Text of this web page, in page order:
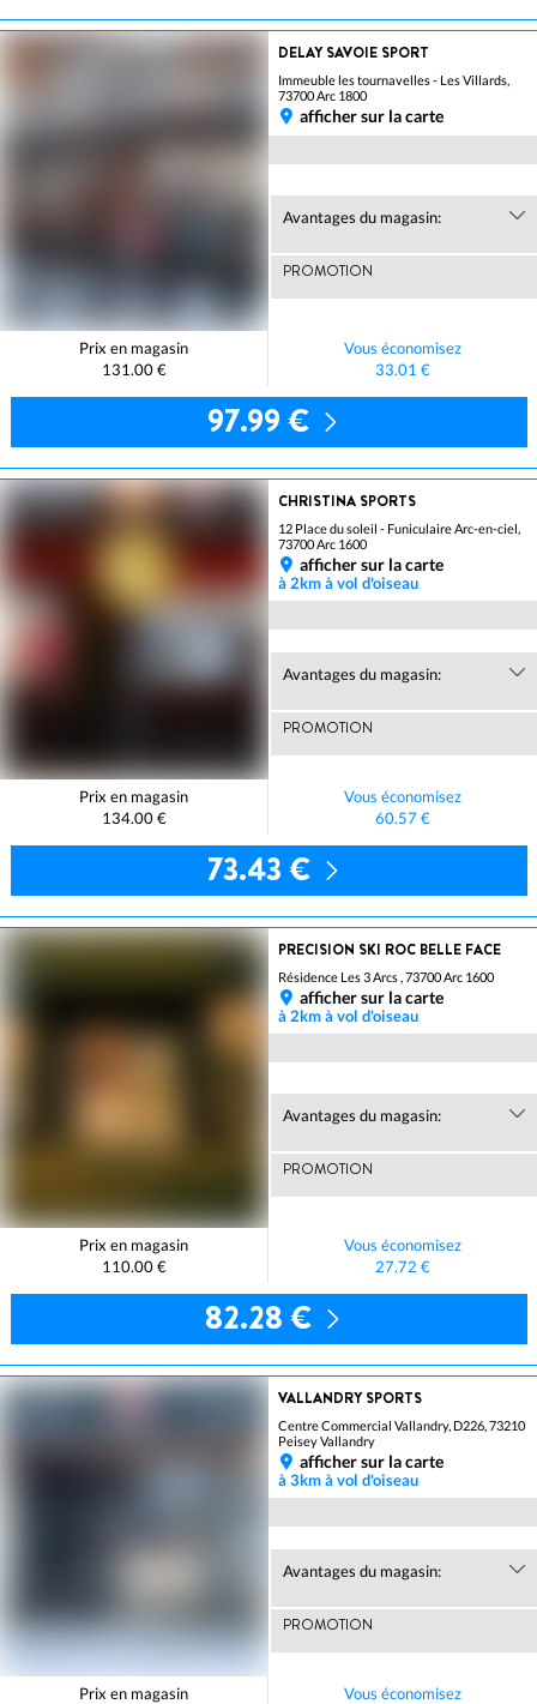
DELAY SAVOIE SPORT
Immeuble les tournavelles - Les Villards,
73700 Arc 1800
afficher sur la carte
Avantages du magasin:
PROMOTION
Prix en magasin
131.00 €
Vous économisez
33.01 €
97.99 €
CHRISTINA SPORTS
12 Place du soleil - Funiculaire Arc-en-ciel,
73700 Arc 1600
afficher sur la carte
à 2km à vol d'oiseau
Avantages du magasin:
PROMOTION
Prix en magasin
134.00 €
Vous économisez
60.57 €
73.43 €
PRECISION SKI ROC BELLE FACE
Résidence Les 3 Arcs , 73700 Arc 1600
afficher sur la carte
à 2km à vol d'oiseau
Avantages du magasin:
PROMOTION
Prix en magasin
110.00 €
Vous économisez
27.72 €
82.28 €
VALLANDRY SPORTS
Centre Commercial Vallandry, D226, 73210
Peisey Vallandry
afficher sur la carte
à 3km à vol d'oiseau
Avantages du magasin:
PROMOTION
Prix en magasin
Vous économisez